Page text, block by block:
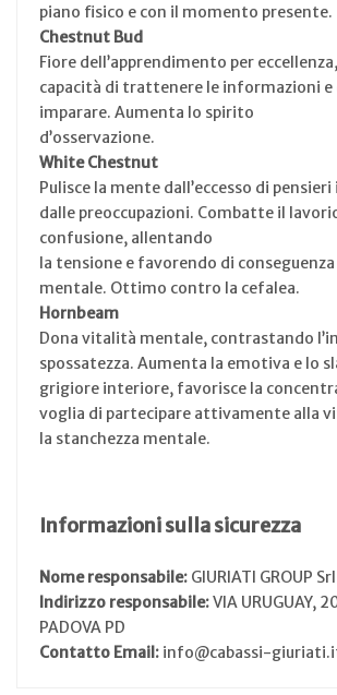
piano fisico e con il momento presente.
Chestnut Bud
Fiore dell’apprendimento per
capacità di trattenere le informazioni e
imparare. Aumenta lo spirito
d’osservazione.
White Chestnut
Pulisce la mente dall’eccesso di
dalle preoccupazioni. Combatte il
confusione, allentando
la tensione e favorendo di
mentale. Ottimo contro la cefalea.
Hornbeam
Dona vitalità mentale, contrastando
spossatezza. Aumenta la emotiva e lo
grigiore interiore, favorisce la
voglia di partecipare attivamente alla
la stanchezza mentale.
Informazioni sulla sicurezza
Nome responsabile: GIURIATI GROUP Srl
Indirizzo responsabile:VIA URUGUAY,
PADOVA PD
Contatto Email: info@cabassi-